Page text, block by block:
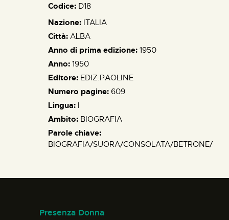
Codice: D18
Nazione: ITALIA
Città: ALBA
Anno di prima edizione: 1950
Anno: 1950
Editore: EDIZ.PAOLINE
Numero pagine: 609
Lingua: I
Ambito: BIOGRAFIA
Parole chiave:
BIOGRAFIA/SUORA/CONSOLATA/BETRONE/
Presenza Donna